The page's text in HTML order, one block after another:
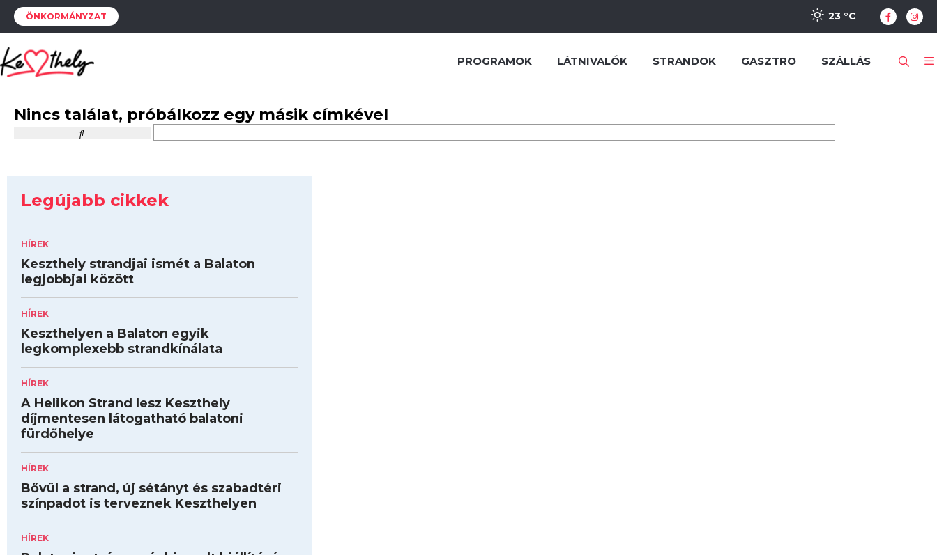
ÖNKORMÁNYZAT 23 °C
PROGRAMOK LÁTNIVALÓK STRANDOK GASZTRO SZÁLLÁS
Nincs találat, próbálkozz egy másik címkével
Legújabb cikkek
HÍREK
Keszthely strandjai ismét a Balaton
legjobbjai között
HÍREK
Keszthelyen a Balaton egyik
legkomplexebb strandkínálata
HÍREK
A Helikon Strand lesz Keszthely
díjmentesen látogatható balatoni
fürdőhelye
HÍREK
Bővül a strand, új sétányt és szabadtéri
színpadot is terveznek Keszthelyen
HÍREK